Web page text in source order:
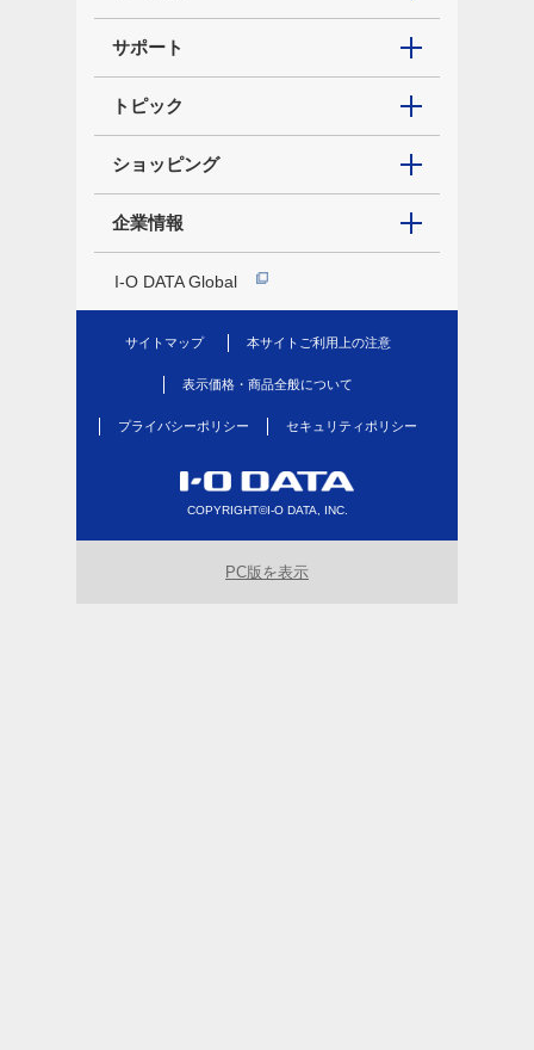
サポート
トピック
ショッピング
企業情報
I-O DATA Global
サイトマップ 本サイトご利用上の注意
表示価格・商品全般について
プライバシーポリシー セキュリティポリシー
COPYRIGHT©I-O DATA, INC.
PC版を表示